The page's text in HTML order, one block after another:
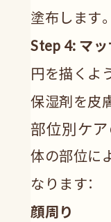
塗布します。
Step 4: マッ
円を描くよ
保湿剤を皮
部位別ケ
体の部位に
なります：
顔周り